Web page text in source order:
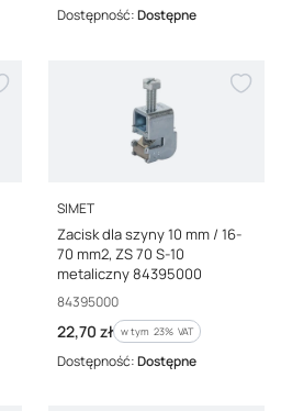
Dostępność:Dostępne
PRODUCENT
SIMET
Zacisk dla szyny 10 mm / 16-
70 mm2, ZS 70 S-10
metaliczny 84395000
Kod producenta
84395000
Cena brutto
22,70 zł w tym %s VAT
w tym 23% VAT
Dostępność:Dostępne